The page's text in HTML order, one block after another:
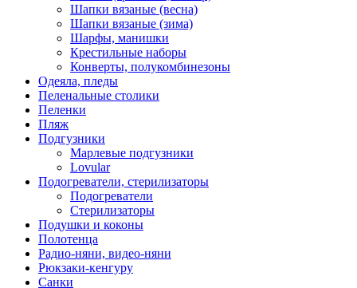
Шапки вязаные (весна)
Шапки вязаные (зима)
Шарфы, манишки
Крестильные наборы
Конверты, полукомбинезоны
Одеяла, пледы
Пеленальные столики
Пеленки
Пляж
Подгузники
Марлевые подгузники
Lovular
Подогреватели, стерилизаторы
Подогреватели
Стерилизаторы
Подушки и коконы
Полотенца
Радио-няни, видео-няни
Рюкзаки-кенгуру
Санки